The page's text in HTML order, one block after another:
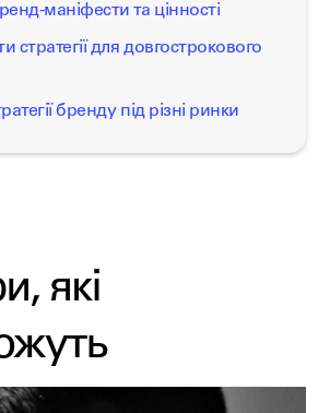
маніфести та цінності
стратегії для довгострокового
бренду під різні ринки
які